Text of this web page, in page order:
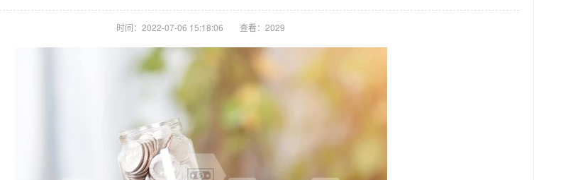
时间：2022-07-06 15:18:06 查看：2029